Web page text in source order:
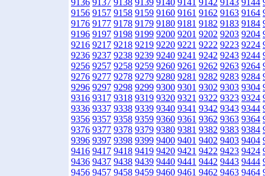
9136 9137 9138 9139 9140 9141 9142 9143 9144
9156 9157 9158 9159 9160 9161 9162 9163 9164
9176 9177 9178 9179 9180 9181 9182 9183 9184
9196 9197 9198 9199 9200 9201 9202 9203 9204
9216 9217 9218 9219 9220 9221 9222 9223 9224
9236 9237 9238 9239 9240 9241 9242 9243 9244
9256 9257 9258 9259 9260 9261 9262 9263 9264
9276 9277 9278 9279 9280 9281 9282 9283 9284
9296 9297 9298 9299 9300 9301 9302 9303 9304
9316 9317 9318 9319 9320 9321 9322 9323 9324
9336 9337 9338 9339 9340 9341 9342 9343 9344
9356 9357 9358 9359 9360 9361 9362 9363 9364
9376 9377 9378 9379 9380 9381 9382 9383 9384
9396 9397 9398 9399 9400 9401 9402 9403 9404
9416 9417 9418 9419 9420 9421 9422 9423 9424
9436 9437 9438 9439 9440 9441 9442 9443 9444
9456 9457 9458 9459 9460 9461 9462 9463 9464